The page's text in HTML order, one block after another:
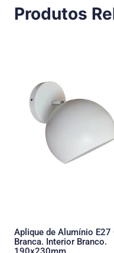
Produtos
Aplique de Alumínio E27
Branca. Interior Branco.